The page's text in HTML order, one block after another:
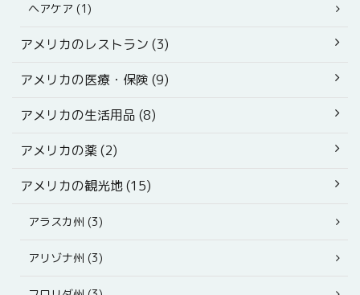
ヘアケア (1)
アメリカのレストラン (3)
アメリカの医療・保険 (9)
アメリカの生活用品 (8)
アメリカの薬 (2)
アメリカの観光地 (15)
アラスカ州 (3)
アリゾナ州 (3)